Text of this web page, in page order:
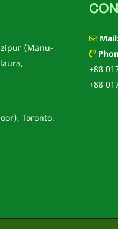
(Manu-
Toronto,
+88
+88